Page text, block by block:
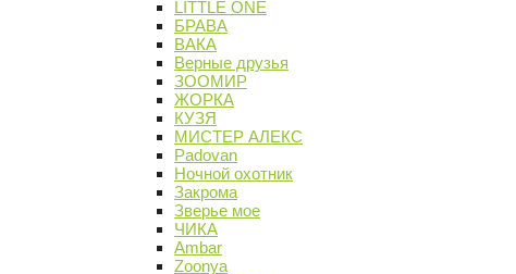
LITTLE ONE
БРАВА
ВАКА
Верные друзья
ЗООМИР
ЖОРКА
КУЗЯ
МИСТЕР АЛЕКС
Padovan
Ночной охотник
Закрома
Зверье мое
ЧИКА
Ambar
Zoonya